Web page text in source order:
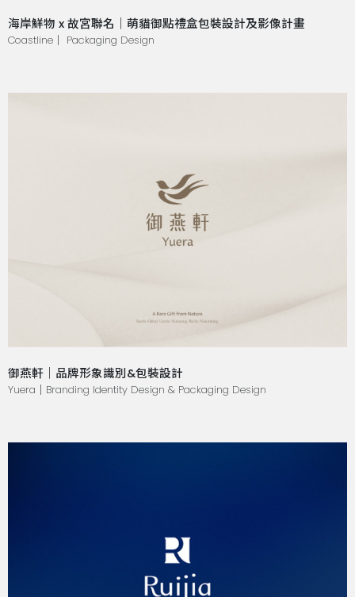
海岸鮮物 x 故宮聯名｜萌貓御點禮盒包裝設計及影像計畫
Coastline｜ Packaging Design
御燕軒｜品牌形象識別&包裝設計
Yuera｜Branding Identity Design & Packaging Design